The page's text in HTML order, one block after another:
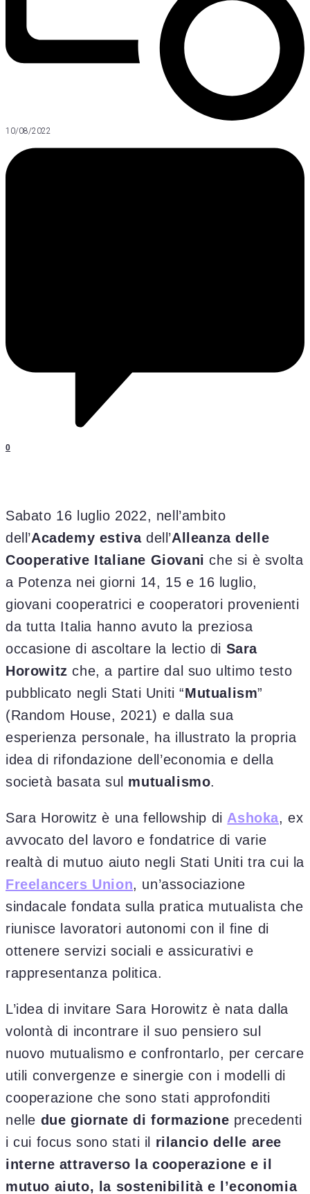
10/08/2022
0
Sabato 16 luglio 2022, nell’ambito
dell’Academy estivadell’Alleanza delle
Cooperative Italiane Giovani che si è svolta
a Potenza nei giorni 14, 15 e 16 luglio,
giovani cooperatrici e cooperatori provenienti
da tutta Italia hanno avuto la preziosa
occasione di ascoltare la lectio di Sara
Horowitz che, a partire dal suo ultimo testo
pubblicato negli Stati Uniti “Mutualism”
(Random House, 2021) e dalla sua
esperienza personale, ha illustrato la propria
idea di rifondazione dell’economia e della
società basata sul mutualismo.
Sara Horowitz è una fellowship di Ashoka, ex
avvocato del lavoro e fondatrice di varie
realtà di mutuo aiuto negli Stati Uniti tra cui la
Freelancers Union, un’associazione
sindacale fondata sulla pratica mutualista che
riunisce lavoratori autonomi con il fine di
ottenere servizi sociali e assicurativi e
rappresentanza politica.
L’idea di invitare Sara Horowitz è nata dalla
volontà di incontrare il suo pensiero sul
nuovo mutualismo e confrontarlo, per cercare
utili convergenze e sinergie con i modelli di
cooperazione che sono stati approfonditi
nelle due giornate di formazione precedenti
i cui focus sono stati il rilancio delle aree
interne attraverso la cooperazione e il
mutuo aiuto, la sostenibilità e l’economia